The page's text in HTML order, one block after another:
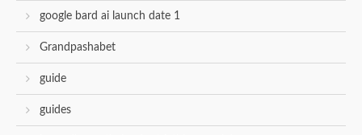
google bard ai launch date 1
Grandpashabet
guide
guides